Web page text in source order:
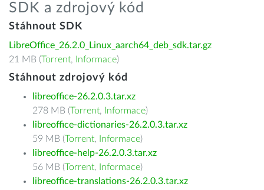
SDK a zdrojový kód
Stáhnout SDK
LibreOffice_26.2.0_Linux_aarch64_deb_sdk.tar.gz
21 MB (Torrent, Informace)
Stáhnout zdrojový kód
libreoffice-26.2.0.3.tar.xz
278 MB (Torrent, Informace)
libreoffice-dictionaries-26.2.0.3.tar.xz
59 MB (Torrent, Informace)
libreoffice-help-26.2.0.3.tar.xz
56 MB (Torrent, Informace)
libreoffice-translations-26.2.0.3.tar.xz